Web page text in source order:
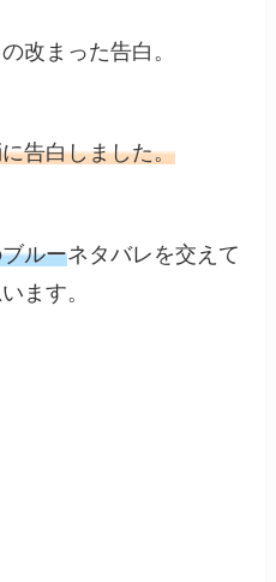
改まった告白。
告白しました。
ルーネタバレを交えて
ます。